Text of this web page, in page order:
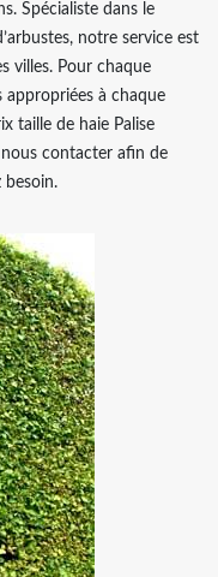
Spécialiste dans le
notre service est
villes. Pour chaque
à chaque
taille de haie Palise
contacter afin de
besoin.